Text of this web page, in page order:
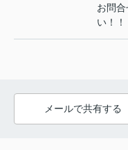
お問
い！！
メールで共有する